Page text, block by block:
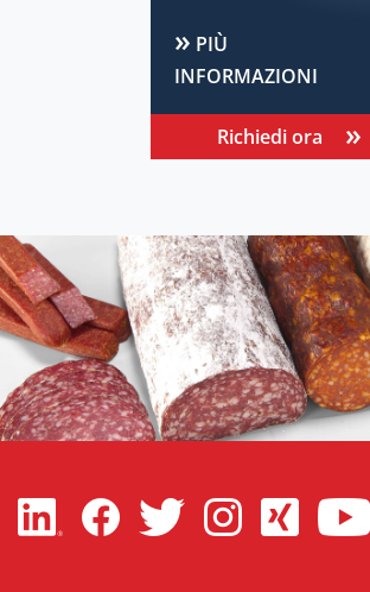
PIÙ
INFORMAZIONI
Richiedi ora